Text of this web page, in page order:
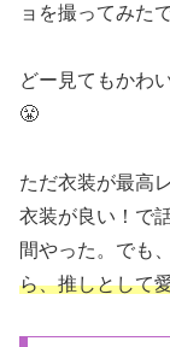
ョを撮ってみたで
どー見てもかわ
😤
ただ衣装が最高
衣装が良い！で
間やった。でも、
ら、推しとして